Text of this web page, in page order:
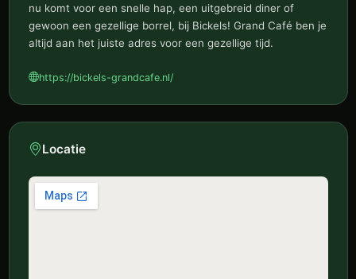
nu komt voor een snelle hap, een uitgebreid diner of
gewoon een gezellige borrel, bij Bickels! Grand Café ben je
altijd aan het juiste adres voor een gezellige tijd.
https://bickels-grandcafe.nl/
Locatie